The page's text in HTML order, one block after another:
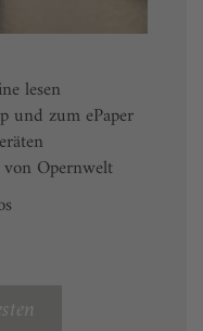
lesen
und zum ePaper
Opernwelt